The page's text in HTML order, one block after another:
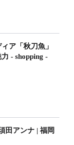
ア「秋刀魚」
- shopping -
田アンナ | 福岡